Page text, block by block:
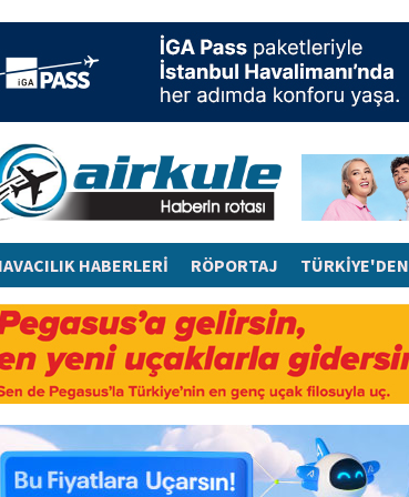
HABERLERİ RÖPORTAJ TÜRKİYE'DEN